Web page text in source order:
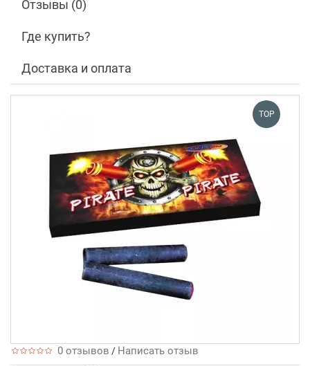
Отзывы (0)
Где купить?
Доставка и оплата
TOP
0 отзывов / Написать отзыв